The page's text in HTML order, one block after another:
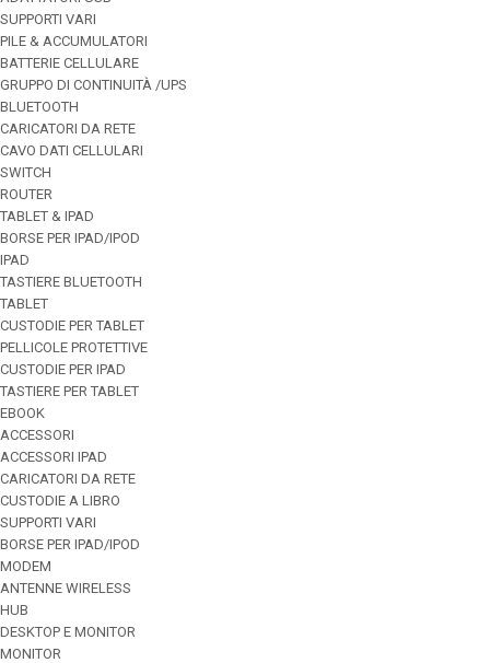
SUPPORTI VARI
PILE & ACCUMULATORI
BATTERIE CELLULARE
GRUPPO DI CONTINUITÀ /UPS
BLUETOOTH
CARICATORI DA RETE
CAVO DATI CELLULARI
SWITCH
ROUTER
TABLET & IPAD
BORSE PER IPAD/IPOD
IPAD
TASTIERE BLUETOOTH
TABLET
CUSTODIE PER TABLET
PELLICOLE PROTETTIVE
CUSTODIE PER IPAD
TASTIERE PER TABLET
EBOOK
ACCESSORI
ACCESSORI IPAD
CARICATORI DA RETE
CUSTODIE A LIBRO
SUPPORTI VARI
BORSE PER IPAD/IPOD
MODEM
ANTENNE WIRELESS
HUB
DESKTOP E MONITOR
MONITOR